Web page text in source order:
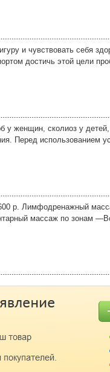
и чувствовать себя
достичь этой цели
у женщин, сколиоз у
Перед использованием
р. Лимфодренажный
массаж по зонам